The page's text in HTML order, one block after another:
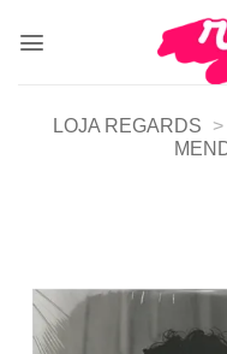
LOJA REGARDS >